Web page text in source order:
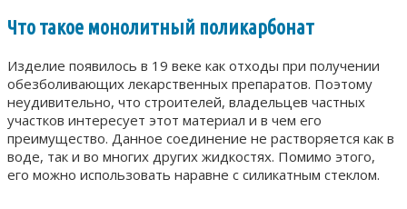
Что такое монолитный поликарбонат
Изделие появилось в 19 веке как отходы при получении
обезболивающих лекарственных препаратов. Поэтому
неудивительно, что строителей, владельцев частных
участков интересует этот материал и в чем его
преимущество. Данное соединение не растворяется как в
воде, так и во многих других жидкостях. Помимо этого,
его можно использовать наравне с силикатным стеклом.